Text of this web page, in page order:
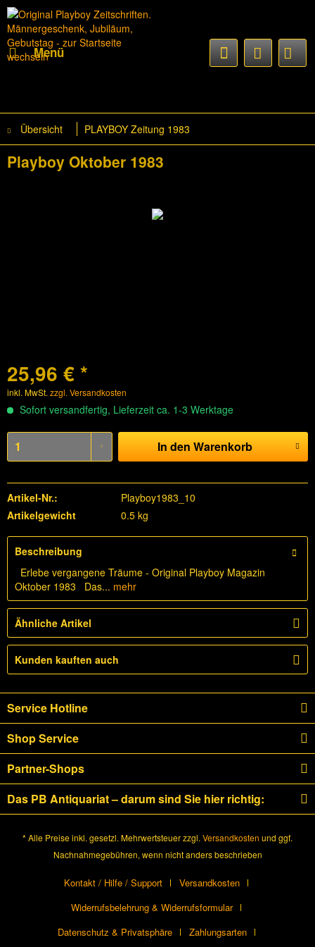
Menü
Übersicht PLAYBOY Zeitung 1983
Playboy Oktober 1983
25,96 € *
inkl. MwSt. zzgl. Versandkosten
Sofort versandfertig, Lieferzeit ca. 1-3 Werktage
In den Warenkorb
Artikel-Nr.:
Playboy1983_10
Artikelgewicht
0.5 kg
Beschreibung
Erlebe vergangene Träume - Original Playboy Magazin
Oktober 1983 Das... mehr
Ähnliche Artikel
Kunden kauften auch
Service Hotline
Shop Service
Partner-Shops
Das PB Antiquariat – darum sind Sie hier richtig:
* Alle Preise inkl. gesetzl. Mehrwertsteuer zzgl. Versandkosten und ggf.
Nachnahmegebühren, wenn nicht anders beschrieben
Kontakt / Hilfe / Support
Versandkosten
Widerrufsbelehrung & Widerrufsformular
Datenschutz & Privatsphäre
Zahlungsarten